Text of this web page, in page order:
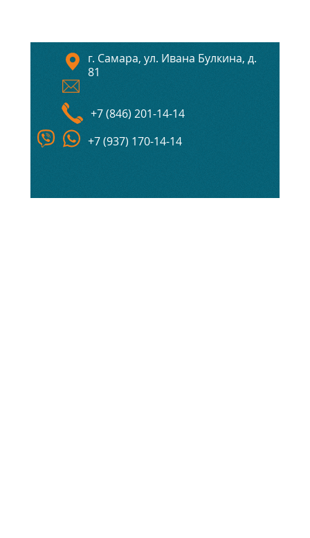
г. Самара, ул. Ивана Булкина, д.
81
+7 (846) 201-14-14
+7 (937) 170-14-14